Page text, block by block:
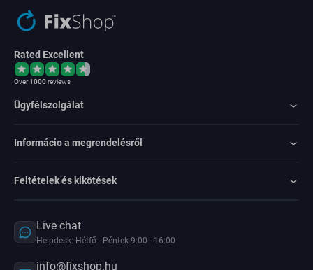
Rated Excellent
Over1000reviews
Ügyfélszolgálat
Informácio a megrendelésről
Feltételek és kikötések
Live chat
Helpdesk: Hétfő - Péntek 9:00 - 16:00
info@fixshop.hu